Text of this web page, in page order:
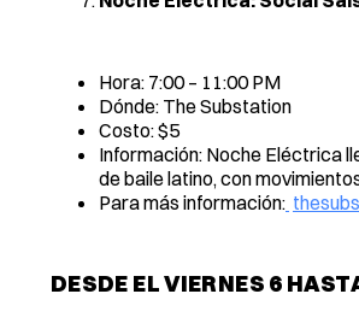
Hora: 7:00 – 11:00 PM
Dónde: The Substation
Costo: $5
Información: Noche Eléctrica
de baile latino, con
Para más información:
DESDE EL VIERNES 6